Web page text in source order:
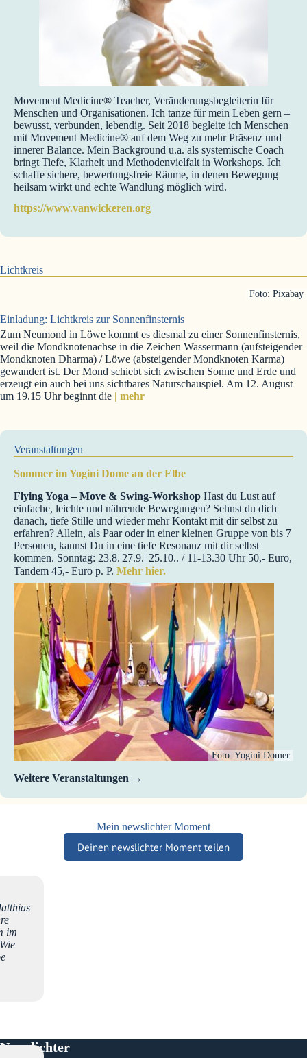
Movement Medicine® Teacher, Veränderungsbegleiterin für
Menschen und Organisationen. Ich tanze für mein Leben gern –
bewusst, verbunden, lebendig. Seit 2018 begleite ich Menschen
mit Movement Medicine® auf dem Weg zu mehr Präsenz und
innerer Balance. Mein Background u.a. als systemische Coach
bringt Tiefe, Klarheit und Methodenvielfalt in Workshops. Ich
schaffe sichere, bewertungsfreie Räume, in denen Bewegung
heilsam wirkt und echte Wandlung möglich wird.
https://www.vanwickeren.org
Lichtkreis
Foto: Pixabay
Einladung: Lichtkreis zur Sonnenfinsternis
Zum Neumond in Löwe kommt es diesmal zu einer Sonnenfinsternis,
weil die Mondknotenachse in die Zeichen Wassermann (aufsteigender
Mondknoten Dharma) / Löwe (absteigender Mondknoten Karma)
gewandert ist. Der Mond schiebt sich zwischen Sonne und Erde und
erzeugt ein auch bei uns sichtbares Naturschauspiel. Am 12. August
um 19.15 Uhr beginnt die | mehr
Veranstaltungen
Sommer im Yogini Dome an der Elbe
Flying Yoga – Move & Swing-Workshop Hast du Lust auf
einfache, leichte und nährende Bewegungen? Sehnst du dich
danach, tiefe Stille und wieder mehr Kontakt mit dir selbst zu
erfahren? Allein, als Paar oder in einer kleinen Gruppe von bis 7
Personen, kannst Du in eine tiefe Resonanz mit dir selbst
kommen. Sonntag: 23.8.|27.9.| 25.10.. / 11-13.30 Uhr 50,- Euro,
Tandem 45,- Euro p. P. Mehr hier.
Foto: Yogini Domer
Weitere Veranstaltungen
Mein newslichter Moment
Deinen newslichter Moment teilen
im
Newslichter